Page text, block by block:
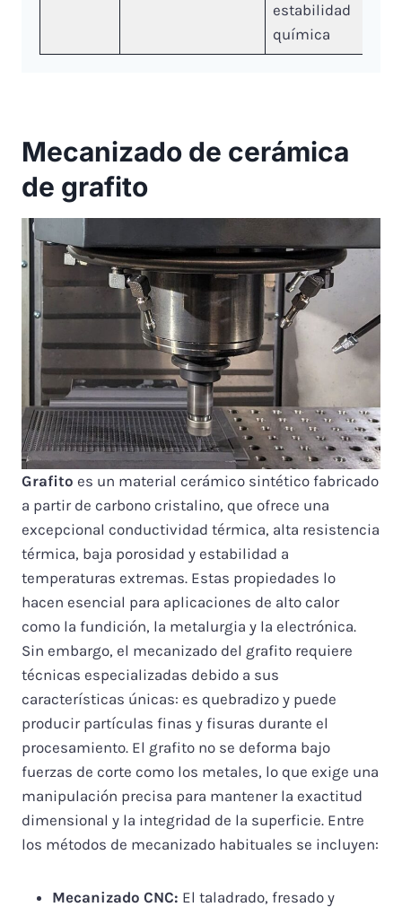
estabilidad
química
Mecanizado de cerámica
de grafito
Grafito es un material cerámico sintético fabricado
a partir de carbono cristalino, que ofrece una
excepcional conductividad térmica, alta resistencia
térmica, baja porosidad y estabilidad a
temperaturas extremas. Estas propiedades lo
hacen esencial para aplicaciones de alto calor
como la fundición, la metalurgia y la electrónica.
Sin embargo, el mecanizado del grafito requiere
técnicas especializadas debido a sus
características únicas: es quebradizo y puede
producir partículas finas y fisuras durante el
procesamiento. El grafito no se deforma bajo
fuerzas de corte como los metales, lo que exige una
manipulación precisa para mantener la exactitud
dimensional y la integridad de la superficie. Entre
los métodos de mecanizado habituales se incluyen:
Mecanizado CNC: El taladrado, fresado y